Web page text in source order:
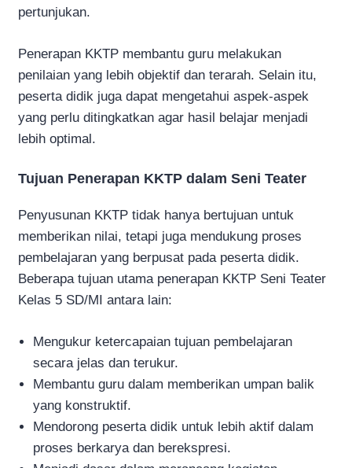
pertunjukan.
Penerapan KKTP membantu guru melakukan
penilaian yang lebih objektif dan terarah. Selain itu,
peserta didik juga dapat mengetahui aspek-aspek
yang perlu ditingkatkan agar hasil belajar menjadi
lebih optimal.
Tujuan Penerapan KKTP dalam Seni Teater
Penyusunan KKTP tidak hanya bertujuan untuk
memberikan nilai, tetapi juga mendukung proses
pembelajaran yang berpusat pada peserta didik.
Beberapa tujuan utama penerapan KKTP Seni Teater
Kelas 5 SD/MI antara lain:
Mengukur ketercapaian tujuan pembelajaran
secara jelas dan terukur.
Membantu guru dalam memberikan umpan balik
yang konstruktif.
Mendorong peserta didik untuk lebih aktif dalam
proses berkarya dan berekspresi.